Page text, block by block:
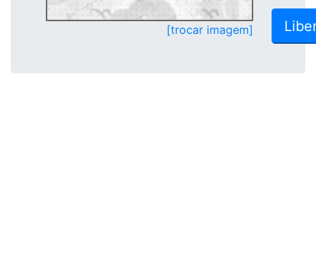
[trocar imagem]